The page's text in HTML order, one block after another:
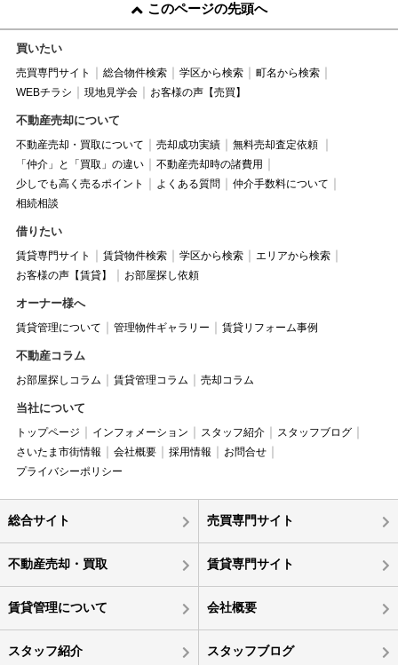
このページの先頭へ
買いたい
売買専門サイト 総合物件検索 学区から検索
町名から検索
WEBチラシ
現地見学会 お客様の声【売買】
不動産売却について
不動産売却・買取について 売却成功実績
無料売却査定依頼
「仲介」と「買取」の違い
不動産売却時の諸費用
少しでも高く売るポイント
よくある質問
仲介手数料について
相続相談
借りたい
賃貸専門サイト 賃貸物件検索 学区から検索
エリアから検索
お客様の声【賃貸】
お部屋探し依頼
オーナー様へ
賃貸管理について 管理物件ギャラリー 賃貸リフォーム事例
不動産コラム
お部屋探しコラム 賃貸管理コラム 売却コラム
当社について
トップページ インフォメーション スタッフ紹介
スタッフブログ
さいたま市街情報
会社概要 採用情報
お問合せ
プライバシーポリシー
総合サイト 売買専門サイト
不動産売却・買取 賃貸専門サイト
賃貸管理について 会社概要
スタッフ紹介 スタッフブログ